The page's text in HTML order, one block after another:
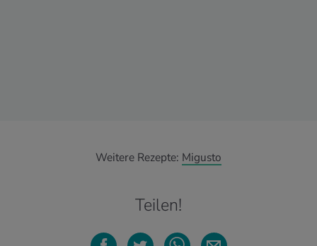
Weitere Rezepte: Migusto
Teilen!